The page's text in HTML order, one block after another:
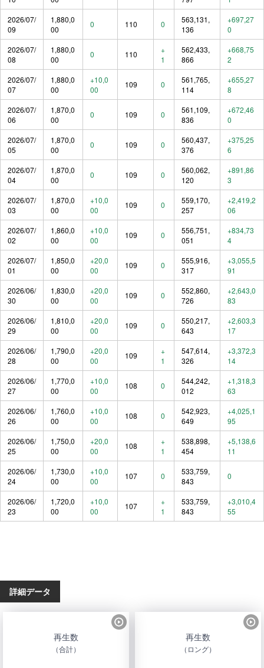
2026/07/
09
1,880,0
00
0 110 0
563,131,
136
+697,27
0
2026/07/
08
1,880,0
00
0 110
+
1
562,433,
866
+668,75
2
2026/07/
07
1,880,0
00
+10,0
00
109 0
561,765,
114
+655,27
8
2026/07/
06
1,870,0
00
0 109 0
561,109,
836
+672,46
0
2026/07/
05
1,870,0
00
0 109 0
560,437,
376
+375,25
6
2026/07/
04
1,870,0
00
0 109 0
560,062,
120
+891,86
3
2026/07/
03
1,870,0
00
+10,0
00
109 0
559,170,
257
+2,419,2
06
2026/07/
02
1,860,0
00
+10,0
00
109 0
556,751,
051
+834,73
4
2026/07/
01
1,850,0
00
+20,0
00
109 0
555,916,
317
+3,055,5
91
2026/06/
30
1,830,0
00
+20,0
00
109 0
552,860,
726
+2,643,0
83
2026/06/
29
1,810,0
00
+20,0
00
109 0
550,217,
643
+2,603,3
17
2026/06/
28
1,790,0
00
+20,0
00
109
+
1
547,614,
326
+3,372,3
14
2026/06/
27
1,770,0
00
+10,0
00
108 0
544,242,
012
+1,318,3
63
2026/06/
26
1,760,0
00
+10,0
00
108 0
542,923,
649
+4,025,1
95
2026/06/
25
1,750,0
00
+20,0
00
108
+
1
538,898,
454
+5,138,6
11
2026/06/
24
1,730,0
00
+10,0
00
107 0
533,759,
843
0
2026/06/
23
1,720,0
00
+10,0
00
107
+
1
533,759,
843
+3,010,4
55
詳細データ
再生数
（合計）
再生数
（ロング）